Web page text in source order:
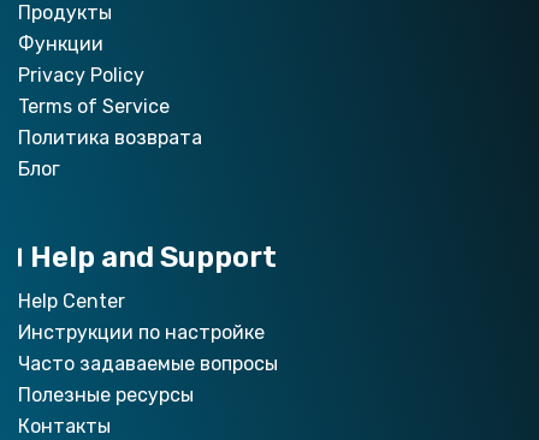
Продукты
Функции
Privacy Policy
Terms of Service
Политика возврата
Блог
Help and Support
Help Center
Инструкции по настройкe
Часто задаваемые вопросы
Полезные ресурсы
Контакты